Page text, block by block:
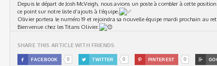
Depuis le départ de Josh McVeigh, nous avions un poste à combler à cette
ce point sur notre liste d’ajouts à l’équipe.
Olivier portera le numéro 19 et rejoindra sa nouvelle équipe mardi prochain au
Bienvenue chez les Titans Olivier.
SHARE THIS ARTICLE WITH FRIENDS
 FACEBOOK 0  TWITTER 0  PINTEREST 0 